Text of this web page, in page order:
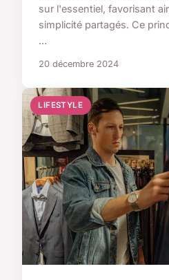
sur l'essentiel, favorisant
simplicité partagés. Ce
...
20 décembre 2024
LIFESTYLE